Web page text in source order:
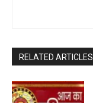
RELATED ARTICLES